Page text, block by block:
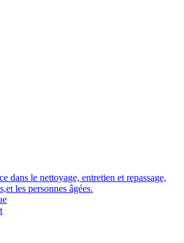
dans le nettoyage, entretien et repassage,
les personnes âgées.